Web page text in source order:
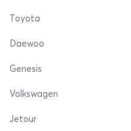
Toyota
Daewoo
Genesis
Volkswagen
Jetour